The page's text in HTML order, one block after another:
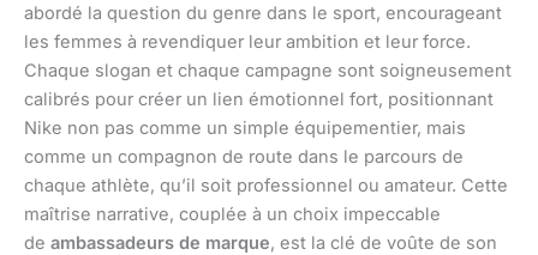
abordé la question du genre dans le sport, encourageant
les femmes à revendiquer leur ambition et leur force.
Chaque slogan et chaque campagne sont soigneusement
calibrés pour créer un lien émotionnel fort, positionnant
Nike non pas comme un simple équipementier, mais
comme un compagnon de route dans le parcours de
chaque athlète, qu’il soit professionnel ou amateur. Cette
maîtrise narrative, couplée à un choix impeccable
de ambassadeurs de marque, est la clé de voûte de son